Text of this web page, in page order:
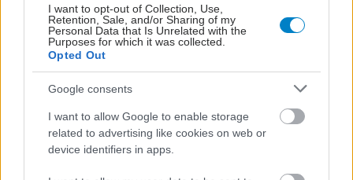
I want to opt-out of Collection, Use,
Retention, Sale, and/or Sharing of my
Personal Data that Is Unrelated with the
Purposes for which it was collected.
Opted Out
Google consents
I want to allow Google to enable storage
related to advertising like cookies on web or
device identifiers in apps.
La Roche-Posay &
''ΑγκαλιάΖΩ''
Μελέτη αμφισβητεί την